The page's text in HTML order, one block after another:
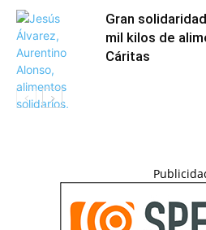
Gran
mil kilos de
Cáritas